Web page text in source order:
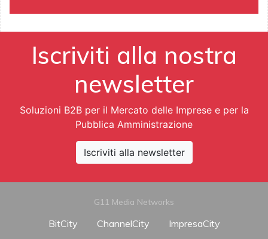
Iscriviti alla nostra
newsletter
Soluzioni B2B per il Mercato delle Imprese e per la
Pubblica Amministrazione
Iscriviti alla newsletter
G11 Media Networks
BitCity ChannelCity
ImpresaCity